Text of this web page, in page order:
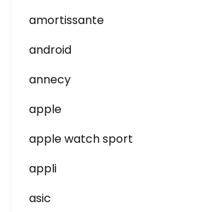
amortissante
android
annecy
apple
apple watch sport
appli
asic